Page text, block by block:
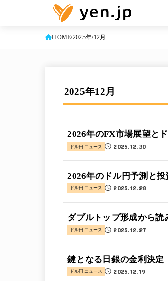
HOME 2025年 12月
2025年12月
2026年のFX市場展望と
ドル円ニュース 2025.12.30
2026年のドル円予測と
ドル円ニュース 2025.12.28
ダブルトップ形成から
ドル円ニュース 2025.12.27
鍵となる日銀の金利決
ドル円ニュース 2025.12.19